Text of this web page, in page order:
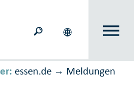
essen.de → Meldungen